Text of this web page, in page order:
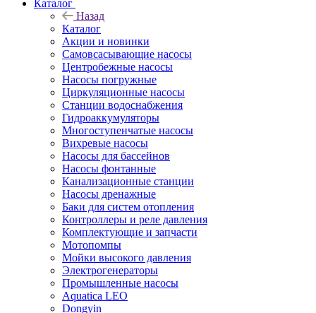
Каталог
Назад
Каталог
Акции и новинки
Самовсасывающие насосы
Центробежные насосы
Насосы погружные
Циркуляционные насосы
Станции водоснабжения
Гидроаккумуляторы
Многоступенчатые насосы
Вихревые насосы
Насосы для бассейнов
Насосы фонтанные
Канализационные станции
Насосы дренажные
Баки для систем отопления
Контроллеры и реле давления
Комплектующие и запчасти
Мотопомпы
Мойки высокого давления
Электрогенераторы
Промышленные насосы
Aquatica LEO
Dongyin